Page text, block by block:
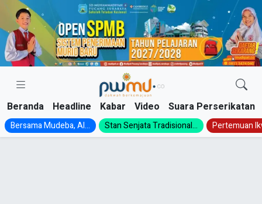
Skip
content
Beranda Headline Kabar Video Suara Perserikatan
Bersama Mudeba, Al... Stan Senjata Tradisional... Pertemuan